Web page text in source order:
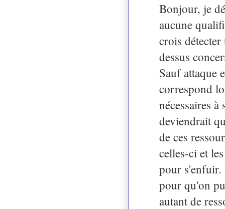
Bonjour, je
aucune
crois
dessus
Sauf attaque
correspond
nécessaires
deviendrait
de ces
celles-ci et
pour s'enfuir.
pour qu'on
autant de